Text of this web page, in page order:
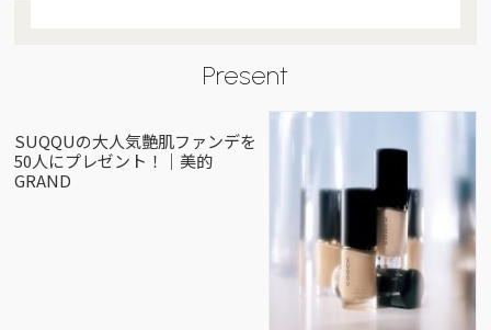
Present
SUQQUの大人気艶肌ファンデを
50人にプレゼント！｜美的
GRAND